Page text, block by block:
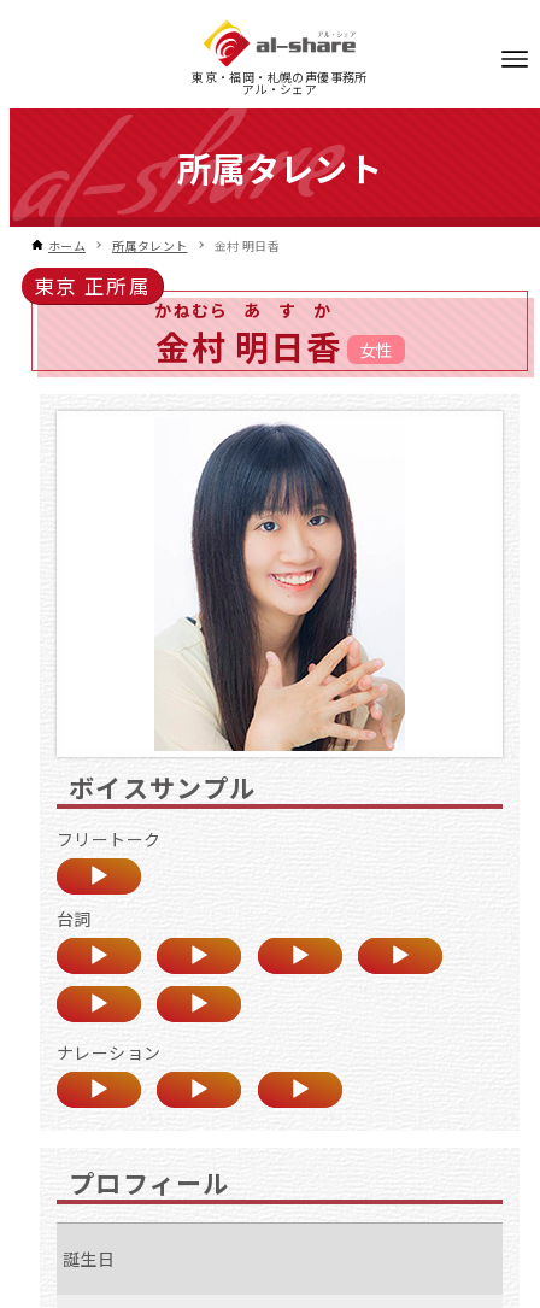
東京・福岡・札幌の声優事務所
アル・シェア
所属タレント
ホーム 所属タレント 金村 明日香
東京 正所属
金村
かねむら
明日香
あすか
女性
ボイスサンプル
フリートーク
台詞
ナレーション
プロフィール
誕生日